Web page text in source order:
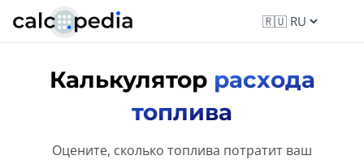
Калькулятор расхода
топлива
Оцените, сколько топлива потратит ваш